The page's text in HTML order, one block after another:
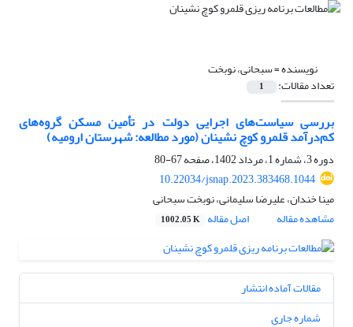
نویسنده =سبحانی، نوبخت
تعداد مقالات: 1
بررسی سیاست‌های اجرایی دولت در تأمین مسکن گروه‌های
کم‌درآمد قلمرو کوچ نشینان (مورد مطالعه: شهرستان ارومیه)
دوره 3، شماره 1، مرداد 1402، صفحه
67-80
10.22034/jsnap.2023.383468.1044
مینا خندان، علیرضا سلیمانی، نوبخت سبحانی
مشاهده مقاله
اصل مقاله 1002.05 K
مقالات آماده انتشار
شماره جاری